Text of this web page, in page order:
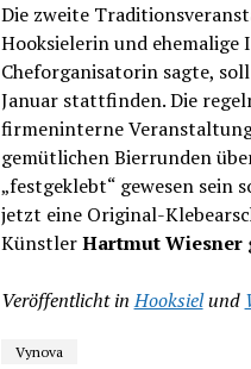
Die zweite
Hooksielerin und ehemalige
Cheforganisatorin sagte,
Januar stattfinden. Die
firmeninterne
gemütlichen Bierrunden
„festgeklebt“ gewesen sein
jetzt eine Original-
KünstlerHartmut Wiesner
Veröffentlicht in Hooksielund
Vynova